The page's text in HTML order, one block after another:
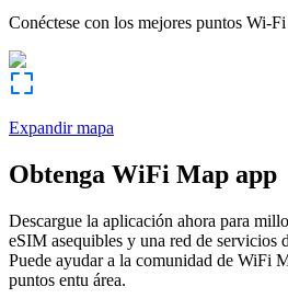
Conéctese con los mejores puntos Wi-Fi
Expandir mapa
Obtenga WiFi Map app
Descargue la aplicación ahora para
eSIM asequibles y una red de servicios
Puede ayudar a la comunidad de WiFi
puntos entu área.